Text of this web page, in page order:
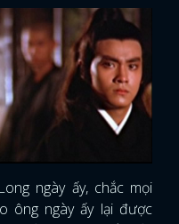
ngày ấy, chắc mọi
ông ngày ấy lại được